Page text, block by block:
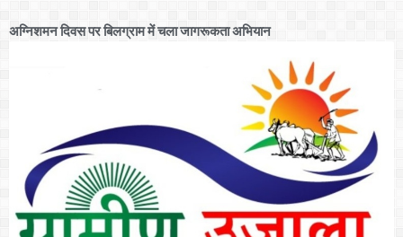
अग्निशमन दिवस पर बिलग्राम में चला जागरूकता अभियान